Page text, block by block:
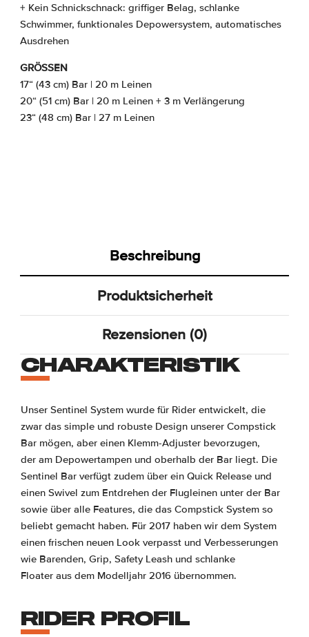
+ Kein Schnickschnack: griffiger Belag, schlanke
Schwimmer, funktionales Depowersystem, automatisches
Ausdrehen
GRÖSSEN
17“ (43 cm) Bar | 20 m Leinen
20“ (51 cm) Bar | 20 m Leinen + 3 m Verlängerung
23“ (48 cm) Bar | 27 m Leinen
Beschreibung
Produktsicherheit
Rezensionen (0)
CHARAKTERISTIK
Unser Sentinel System wurde für Rider entwickelt, die
zwar das simple und robuste Design unserer Compstick
Bar mögen, aber einen Klemm-Adjuster bevorzugen,
der am Depowertampen und oberhalb der Bar liegt. Die
Sentinel Bar verfügt zudem über ein Quick Release und
einen Swivel zum Entdrehen der Flugleinen unter der Bar
sowie über alle Features, die das Compstick System so
beliebt gemacht haben. Für 2017 haben wir dem System
einen frischen neuen Look verpasst und Verbesserungen
wie Barenden, Grip, Safety Leash und schlanke
Floater aus dem Modelljahr 2016 übernommen.
RIDER PROFIL